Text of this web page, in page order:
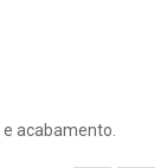
acabamento.